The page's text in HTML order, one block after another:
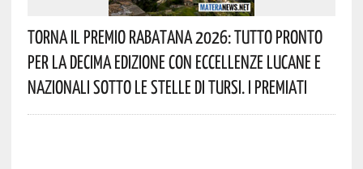
Torna Il Premio Rabatana 2026: Tutto Pronto
Per La Decima Edizione Con Eccellenze Lucane E
Nazionali Sotto Le Stelle Di Tursi. I Premiati